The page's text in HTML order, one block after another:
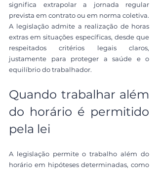
significa extrapolar a jornada regular
prevista em contrato ou em norma coletiva.
A legislação admite a realização de horas
extras em situações específicas, desde que
respeitados critérios legais claros,
justamente para proteger a saúde e o
equilíbrio do trabalhador.
Quando trabalhar além
do horário é permitido
pela lei
A legislação permite o trabalho além do
horário em hipóteses determinadas, como